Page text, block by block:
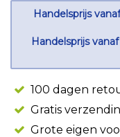
Handelsprijs
Handelsprijs
100 dagen
Gratis
Grote eigen